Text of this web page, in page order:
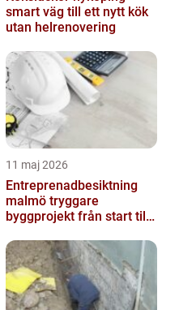
smart väg till ett nytt kök
utan helrenovering
11 maj 2026
Entreprenadbesiktning
malmö tryggare
byggprojekt från start till